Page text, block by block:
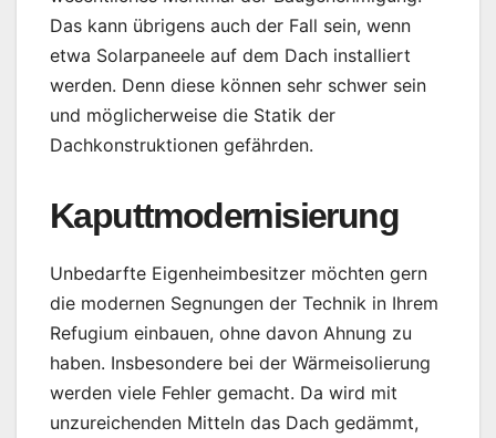
Das kann übrigens auch der Fall sein, wenn
etwa Solarpaneele auf dem Dach installiert
werden. Denn diese können sehr schwer sein
und möglicherweise die Statik der
Dachkonstruktionen gefährden.
Kaputtmodernisierung
Unbedarfte Eigenheimbesitzer möchten gern
die modernen Segnungen der Technik in Ihrem
Refugium einbauen, ohne davon Ahnung zu
haben. Insbesondere bei der Wärmeisolierung
werden viele Fehler gemacht. Da wird mit
unzureichenden Mitteln das Dach gedämmt,